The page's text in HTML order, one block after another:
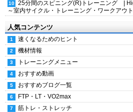
25分間のスピニング(R)トレーニング |
～室内サイクル・トレーニング・ワークアウ
人気コンテンツ
速くなるためのヒント
機材情報
トレーニングメニュー
おすすめ動画
おすすめブログ一覧
FTP・LT・VO2max
筋トレ・ストレッチ